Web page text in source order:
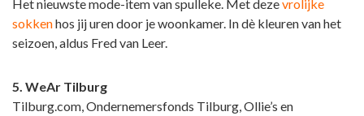
Het nieuwste mode-item van spulleke. Met dezevrolijke
sokkenhos jij uren door je woonkamer. In dè kleuren van het
seizoen, aldus Fred van Leer.
5. WeAr Tilburg
Tilburg.com, Ondernemersfonds Tilburg, Ollie’s en